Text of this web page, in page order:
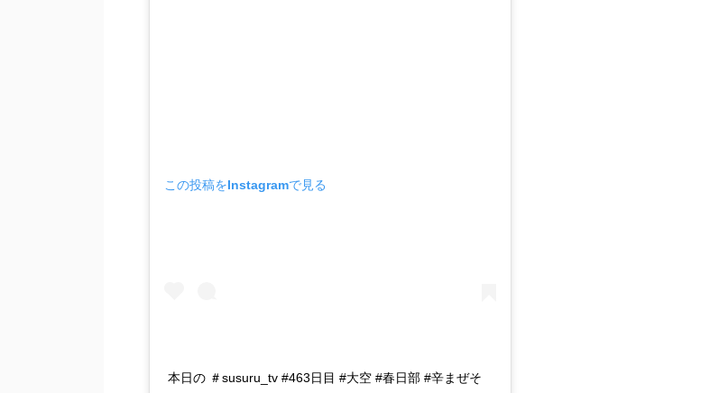
この投稿をInstagramで見る
本日の ＃susuru_tv #463日目 #大空 #春日部 #辛まぜそ